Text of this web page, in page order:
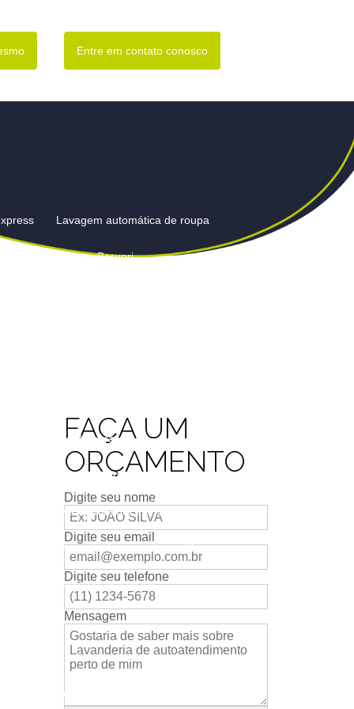
Entre em contato conosco
Lavagem automática de roupa
de cortinas em Barueri
Lavanderia 24 horas
24 horas para roupas de cama
Lavanderia auto atendimento
auto service com lava e seca em Barueri
Lavanderia de auto serviço preço
de mim
com lava e seca
de mim em Barueri
FAÇA UM
ORÇAMENTO
Digite seu nome
Digite seu email
Digite seu telefone
Mensagem